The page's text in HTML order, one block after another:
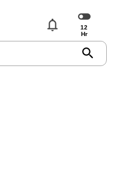
notifications
search